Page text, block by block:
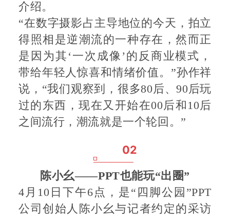
介绍。
“在数字摄影占主导地位的今天，拍立
得照相是逆潮流的一种存在，然而正
是因为其‘一次成像’的反商业模式，
带给年轻人惊喜和情绪价值。”孙作祥
说，“我们观察到，很多80后、90后玩
过的东西，现在又开始在00后和10后
之间流行，潮流就是一个轮回。”
02
陈小幺——PPT也能玩“出圈”
4月10日下午6点，是“四脚公园”PPT
公司创始人陈小幺与记者约定的采访